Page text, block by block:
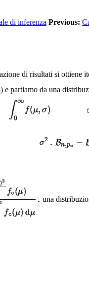
di inferenza Previous:
di risultati si ottiene
e partiamo da una
una